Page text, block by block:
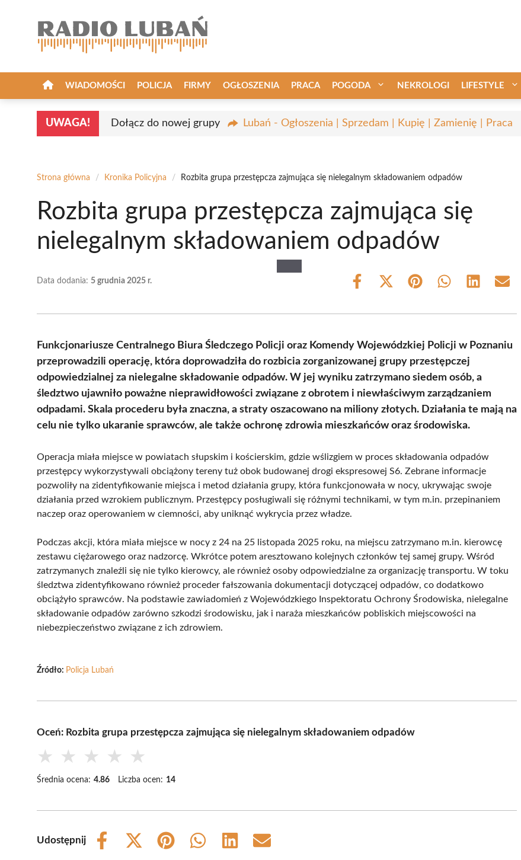
WIADOMOŚCI POLICJA FIRMY OGŁOSZENIA PRACA POGODA NEKROLOGI LIFESTYLE
UWAGA! Dołącz do nowej grupy Lubań - Ogłoszenia | Sprzedam | Kupię | Zamienię | Praca
Strona główna / Kronika Policyjna / Rozbita grupa przestępcza zajmująca się nielegalnym składowaniem odpadów
Rozbita grupa przestępcza zajmująca się
nielegalnym składowaniem odpadów
Data dodania: 5 grudnia 2025 r.
Share
Share
(Twitter)
Share Share Share Share
Funkcjonariusze Centralnego Biura Śledczego Policji oraz Komendy Wojewódzkiej Policji w Poznaniu
przeprowadzili operację, która doprowadziła do rozbicia zorganizowanej grupy przestępczej
odpowiedzialnej za nielegalne składowanie odpadów. W jej wyniku zatrzymano siedem osób, a
śledztwo ujawniło poważne nieprawidłowości związane z obrotem i niewłaściwym zarządzaniem
odpadami. Skala procederu była znaczna, a straty oszacowano na miliony złotych. Działania te mają na
celu nie tylko ukaranie sprawców, ale także ochronę zdrowia mieszkańców oraz środowiska.
Operacja miała miejsce w powiatach słupskim i kościerskim, gdzie wślizgiem w proces składowania odpadów
przestępcy wykorzystywali obciążony tereny tuż obok budowanej drogi ekspresowej S6. Zebrane informacje
pozwoliły na zidentyfikowanie miejsca i metod działania grupy, która funkcjonowała w nocy, ukrywając swoje
działania przed wzrokiem publicznym. Przestępcy posługiwali się różnymi technikami, w tym m.in. przepinaniem
naczep oraz operowaniem w ciemności, aby uniknąć wykrycia przez władze.
Podczas akcji, która miała miejsce w nocy z 24 na 25 listopada 2025 roku, na miejscu zatrzymano m.in. kierowcę
zestawu ciężarowego oraz nadzorcę. Wkrótce potem aresztowano kolejnych członków tej samej grupy. Wśród
zatrzymanych znaleźli się nie tylko kierowcy, ale również osoby odpowiedzialne za organizację transportu. W toku
śledztwa zidentyfikowano również proceder fałszowania dokumentacji dotyczącej odpadów, co dodatkowo
obciążyło sprawców. Na podstawie zawiadomień z Wojewódzkiego Inspektoratu Ochrony Środowiska, nielegalne
składowanie odpadów zarówno szkodzi środowisku, jak i naraża mieszkańców pobliskich miejscowości na
niebezpieczeństwo związane z ich zdrowiem.
Źródło: Policja Lubań
Oceń: Rozbita grupa przestępcza zajmująca się nielegalnym składowaniem odpadów
★ ★ ★ ★ ★
Średnia ocena: 4.86 Liczba ocen: 14
Udostępnij
Share
Share
Share
Share
Share
Share